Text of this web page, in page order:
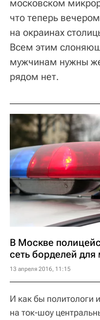
московском
что теперь
на окраинах
Всем этим
мужчинам нужны
рядом нет.
В Москве
сеть борделей для
13 апреля 2016, 11:15
И как бы политологи
на ток-шоу